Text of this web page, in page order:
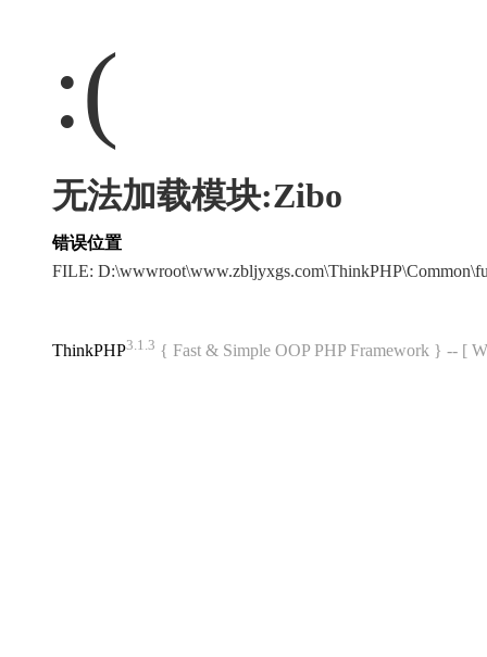
:(
无法加载模块:Zibo
错误位置
FILE:
ThinkPHP3.1.3 { Fast & Simple OOP PHP Framework } -- [